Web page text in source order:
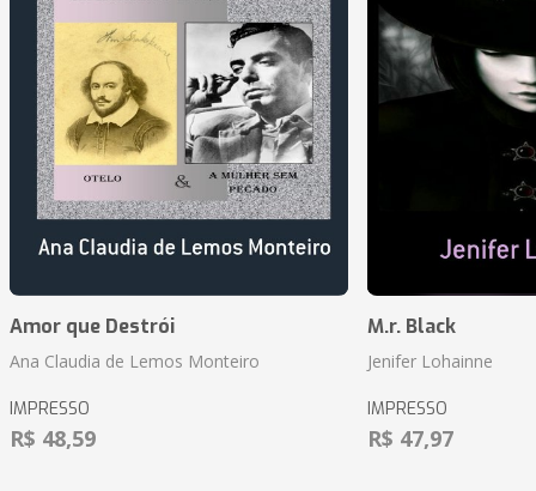
Amor que Destrói
Ana Claudia de Lemos Monteiro
IMPRESSO
R$ 48,59
M.r. Black
Jenifer Lohainne
IMPRESSO
R$ 47,97